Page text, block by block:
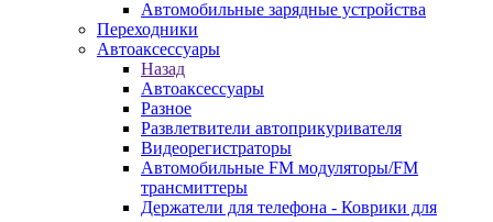
Автомобильные зарядные устройства
Переходники
Автоаксессуары
Назад
Автоаксессуары
Разное
Развлетвители автоприкуривателя
Видеорегистраторы
Автомобильные FM модуляторы/FM
трансмиттеры
Держатели для телефона - Коврики для